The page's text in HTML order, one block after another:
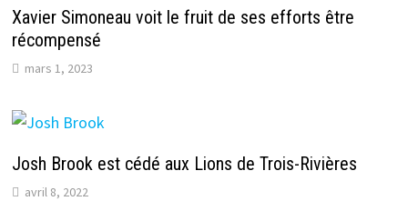
Xavier Simoneau voit le fruit de ses efforts être
récompensé
mars 1, 2023
Josh Brook est cédé aux Lions de Trois-Rivières
avril 8, 2022